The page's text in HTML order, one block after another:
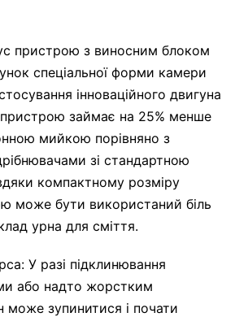
пристрою з виносним блоком
спеціальної форми камери
інноваційного двигуна
пристрою займає на 25% менше
мийкою порівняно з
зі стандартною
компактному розміру
може бути використаний біль
урна для сміття.
У разі підклинювання
або надто жорстким
може зупинитися і почати